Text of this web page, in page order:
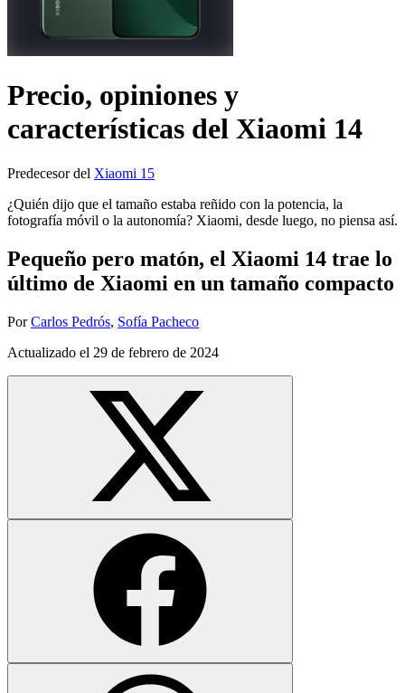
Precio, opiniones y
características del Xiaomi 14
Predecesor del Xiaomi 15
¿Quién dijo que el tamaño estaba reñido con la potencia, la
fotografía móvil o la autonomía? Xiaomi, desde luego, no piensa así.
Pequeño pero matón, el Xiaomi 14 trae lo
último de Xiaomi en un tamaño compacto
Por Carlos Pedrós, Sofía Pacheco
Actualizado el 29 de febrero de 2024